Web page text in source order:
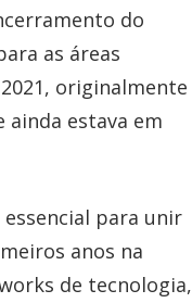
do
as áreas
originalmente
estava em
para unir
anos na
de tecnologia,